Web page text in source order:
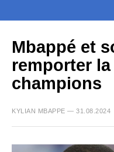
Mbappé et
remporter
champions
KYLIAN MBAPPE — 31.08.2024